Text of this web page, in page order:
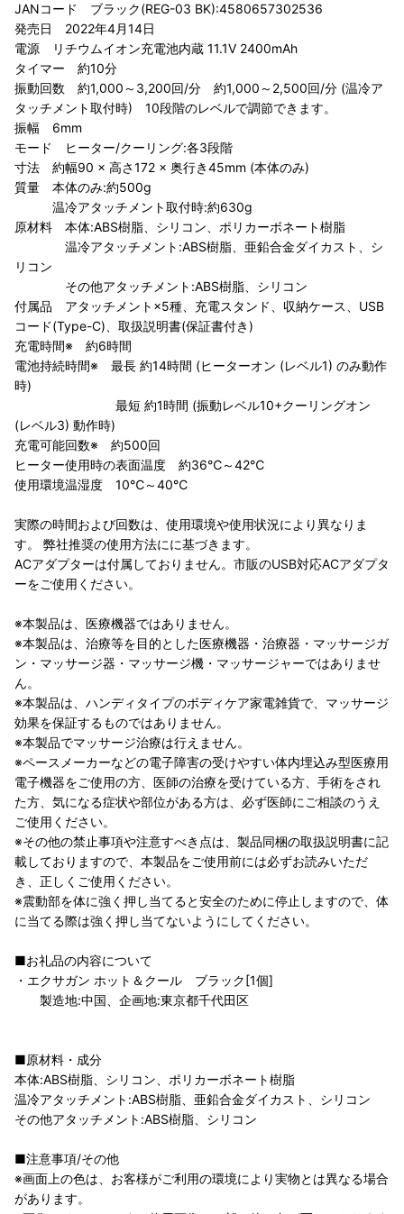
JANコード ブラック(REG-03 BK):4580657302536
発売日 2022年4月14日
電源 リチウムイオン充電池内蔵 11.1V 2400mAh
タイマー 約10分
振動回数 約1,000～3,200回/分 約1,000～2,500回/分 (温冷ア
タッチメント取付時) 10段階のレベルで調節できます。
振幅 6mm
モード ヒーター/クーリング:各3段階
寸法 約幅90 × 高さ172 × 奥行き45mm (本体のみ)
質量 本体のみ:約500g
温冷アタッチメント取付時:約630g
原材料 本体:ABS樹脂、シリコン、ポリカーボネート樹脂
温冷アタッチメント:ABS樹脂、亜鉛合金ダイカスト、シ
リコン
その他アタッチメント:ABS樹脂、シリコン
付属品 アタッチメント×5種、充電スタンド、収納ケース、USB
コード(Type-C)、取扱説明書(保証書付き)
充電時間※ 約6時間
電池持続時間※ 最長 約14時間 (ヒーターオン (レベル1) のみ動作
時)
最短 約1時間 (振動レベル10+クーリングオン
(レベル3) 動作時)
充電可能回数※ 約500回
ヒーター使用時の表面温度 約36℃～42℃
使用環境温湿度 10℃～40℃
実際の時間および回数は、使用環境や使用状況により異なりま
す。 弊社推奨の使用方法にに基づきます。
ACアダプターは付属しておりません。市販のUSB対応ACアダプタ
ーをご使用ください。
※本製品は、医療機器ではありません。
※本製品は、治療等を目的とした医療機器・治療器・マッサージガ
ン・マッサージ器・マッサージ機・マッサージャーではありませ
ん。
※本製品は、ハンディタイプのボディケア家電雑貨で、マッサージ
効果を保証するものではありません。
※本製品でマッサージ治療は行えません。
※ペースメーカーなどの電子障害の受けやすい体内埋込み型医療用
電子機器をご使用の方、医師の治療を受けている方、手術をされ
た方、気になる症状や部位がある方は、必ず医師にご相談のうえ
ご使用ください。
※その他の禁止事項や注意すべき点は、製品同梱の取扱説明書に記
載しておりますので、本製品をご使用前には必ずお読みいただ
き、正しくご使用ください。
※震動部を体に強く押し当てると安全のために停止しますので、体
に当てる際は強く押し当てないようにしてください。
■お礼品の内容について
・エクサガン ホット＆クール ブラック[1個]
製造地:中国、企画地:東京都千代田区
■原材料・成分
本体:ABS樹脂、シリコン、ポリカーボネート樹脂
温冷アタッチメント:ABS樹脂、亜鉛合金ダイカスト、シリコン
その他アタッチメント:ABS樹脂、シリコン
■注意事項/その他
※画面上の色は、お客様がご利用の環境により実物とは異なる場合
があります。